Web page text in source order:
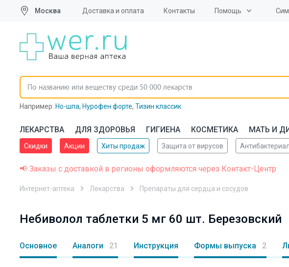
Москва Доставка и оплата Контакты Помощь
Например: Но-шпа, Нурофен форте, Тизин классик
ЛЕКАРСТВА ДЛЯ ЗДОРОВЬЯ ГИГИЕНА КОСМЕТИКА МАТЬ И
Скидки Акции Хиты продаж Защита от вирусов
📢 Заказы с доставкой в регионы оформляются через Контакт-Центр
Интернет-аптека Лекарства Препараты для сердца и сосудов
Небиволол таблетки 5 мг 60 шт. Березовский
Основное Аналоги 21 Инструкция Формы выпуска 2